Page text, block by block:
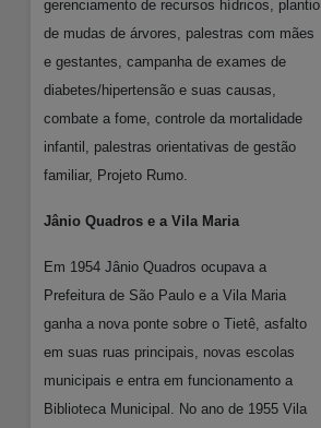
gerenciamento de recursos hídricos, plantio
de mudas de árvores, palestras com mães
e gestantes, campanha de exames de
diabetes/hipertensão e suas causas,
combate a fome, controle da mortalidade
infantil, palestras orientativas de gestão
familiar, Projeto Rumo.
Jânio Quadros e a Vila Maria
Em 1954 Jânio Quadros ocupava a
Prefeitura de São Paulo e a Vila Maria
ganha a nova ponte sobre o Tietê, asfalto
em suas ruas principais, novas escolas
municipais e entra em funcionamento a
Biblioteca Municipal. No ano de 1955 Vila